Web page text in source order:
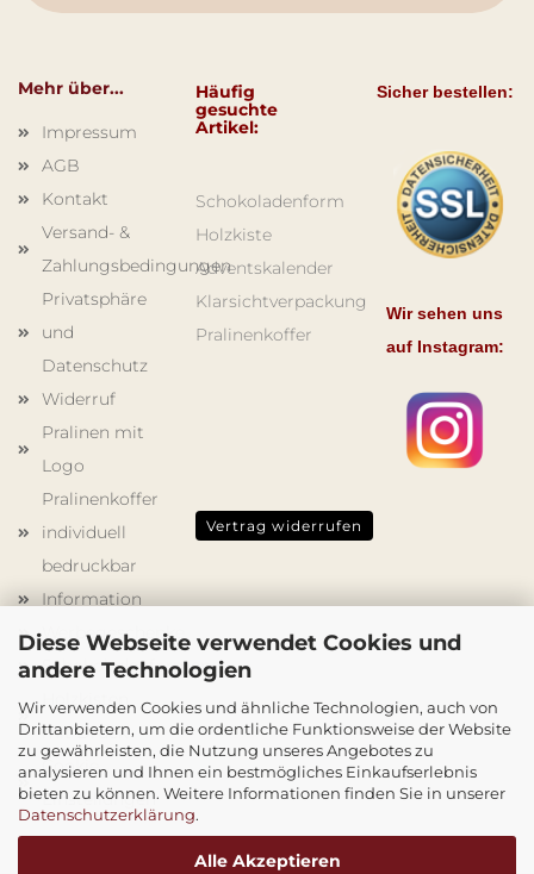
Diese Webseite verwendet Cookies und
andere Technologien
Wir verwenden Cookies und ähnliche Technologien, auch von
Drittanbietern, um die ordentliche Funktionsweise der Website
zu gewährleisten, die Nutzung unseres Angebotes zu
analysieren und Ihnen ein bestmögliches Einkaufserlebnis
bieten zu können. Weitere Informationen finden Sie in unserer
Datenschutzerklärung.
Alle Akzeptieren
Mehr über...
Impressum
AGB
Kontakt
Versand- &
Zahlungsbedingungen
Privatsphäre
und
Datenschutz
Widerruf
Pralinen mit
Logo
Pralinenkoffer
individuell
bedruckbar
Information
Werbegeschenke
Schokoladenformen
Holzkisten
mit Druck
Cookie
Einstellungen
Häufig
gesuchte
Artikel:
Schokoladenform
Holzkiste
Adventskalender
Klarsichtverpackung
Pralinenkoffer
Sicher bestellen:
Wir sehen uns
auf Instagram:
Vertrag widerrufen